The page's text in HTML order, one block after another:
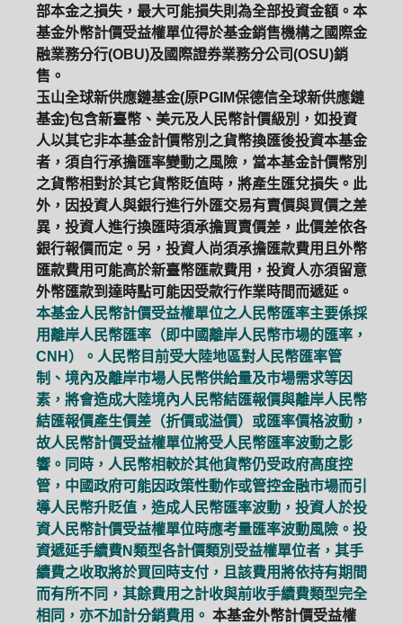
部本金之損失，最大可能損失則為全部投資金額。本
基金外幣計價受益權單位得於基金銷售機構之國際金
融業務分行(OBU)及國際證券業務分公司(OSU)銷
售。
玉山全球新供應鏈基金(原PGIM保德信全球新供應鏈
基金)包含新臺幣、美元及人民幣計價級別，如投資
人以其它非本基金計價幣別之貨幣換匯後投資本基金
者，須自行承擔匯率變動之風險，當本基金計價幣別
之貨幣相對於其它貨幣貶值時，將產生匯兌損失。此
外，因投資人與銀行進行外匯交易有賣價與買價之差
異，投資人進行換匯時須承擔買賣價差，此價差依各
銀行報價而定。另，投資人尚須承擔匯款費用且外幣
匯款費用可能高於新臺幣匯款費用，投資人亦須留意
外幣匯款到達時點可能因受款行作業時間而遞延。
本基金人民幣計價受益權單位之人民幣匯率主要係採
用離岸人民幣匯率（即中國離岸人民幣市場的匯率，
CNH）。人民幣目前受大陸地區對人民幣匯率管
制、境內及離岸市場人民幣供給量及市場需求等因
素，將會造成大陸境內人民幣結匯報價與離岸人民幣
結匯報價產生價差（折價或溢價）或匯率價格波動，
故人民幣計價受益權單位將受人民幣匯率波動之影
響。同時，人民幣相較於其他貨幣仍受政府高度控
管，中國政府可能因政策性動作或管控金融市場而引
導人民幣升貶值，造成人民幣匯率波動，投資人於投
資人民幣計價受益權單位時應考量匯率波動風險。投
資遞延手續費N類型各計價類別受益權單位者，其手
續費之收取將於買回時支付，且該費用將依持有期間
而有所不同，其餘費用之計收與前收手續費類型完全
相同，亦不加計分銷費用。 本基金外幣計價受益權